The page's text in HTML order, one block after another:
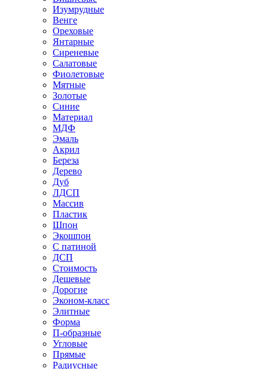
Изумрудные
Венге
Ореховые
Янтарные
Сиреневые
Салатовые
Фиолетовые
Мятные
Золотые
Синие
Материал
МДФ
Эмаль
Акрил
Береза
Дерево
Дуб
ЛДСП
Массив
Пластик
Шпон
Экошпон
С патиной
ДСП
Стоимость
Дешевые
Дорогие
Эконом-класс
Элитные
Форма
П-образные
Угловые
Прямые
Радиусные